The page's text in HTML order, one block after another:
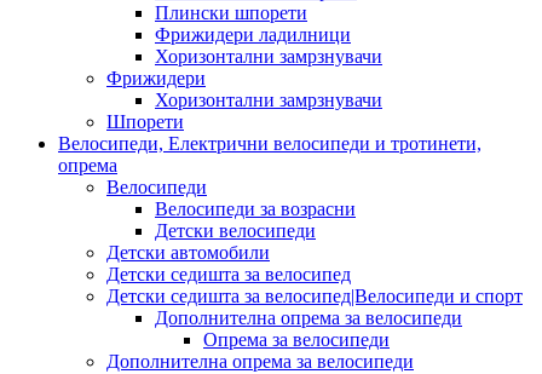
Плински шпорети
Фрижидери ладилници
Хоризонтални замрзнувачи
Фрижидери
Хоризонтални замрзнувачи
Шпорети
Велосипеди, Електрични велосипеди и тротинети,
опрема
Велосипеди
Велосипеди за возрасни
Детски велосипеди
Детски автомобили
Детски седишта за велосипед
Детски седишта за велосипед|Велосипеди и спорт
Дополнителна опрема за велосипеди
Опрема за велосипеди
Дополнителна опрема за велосипеди